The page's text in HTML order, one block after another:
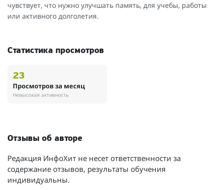
чувствует, что нужно улучшать память, для учебы, работы
или активного долголетия.
Статистика просмотров
23
Просмотров за месяц
Невысокая активность
Отзывы об авторе
Редакция ИнфоХит не несет ответственности за
содержание отзывов, результаты обучения
индивидуальны.